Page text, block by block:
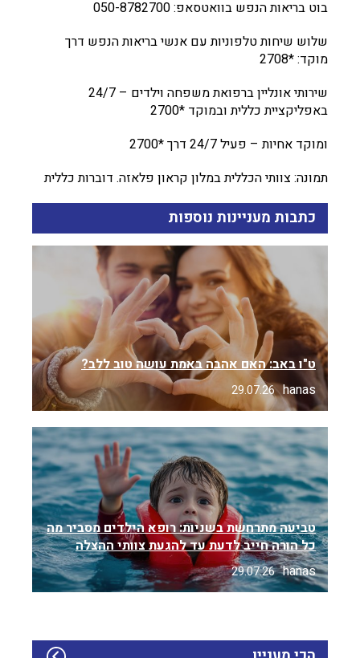
בוט בריאות הנפש בוואטסאפ: 050-8782700
שלוש שיחות טלפוניות עם אנשי בריאות הנפש דרך
מוקד: *2708
שירותי אונליין ברפואת משפחה וילדים – 24/7
באפליקציית כללית ובמוקד *2700
ומוקד אחיות – פעיל 24/7 דרך *2700
תמונה: צוותי הכללית במלון קראון פלאזה. דוברות כללית
כתבות מעניינות נוספות
ט"ו באב: האם אהבה באמת עושה טוב ללב?
hanas
29.07.26
טביעה מתרחשת בשניות: רופא הילדים מסביר מה
כל הורה חייב לדעת עד להגעת צוותי ההצלה
hanas
29.07.26